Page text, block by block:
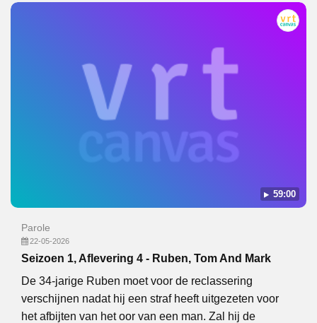
recente in mei 2026.
59:00
Parole
22-05-2026
Seizoen 1, Aflevering 4 - Ruben, Tom And Mark
De 34-jarige Ruben moet voor de reclassering
verschijnen nadat hij een straf heeft uitgezeten voor
het afbijten van het oor van een man. Zal hij de